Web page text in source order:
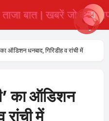
ऑडिशन धनबाद, गिरिडीह व रांची में
का ऑडिशन
रांची में